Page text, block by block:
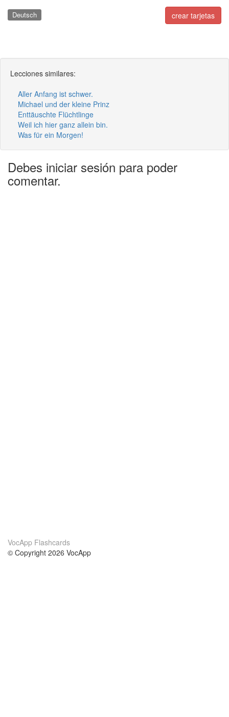
crear tarjetas
Deutsch
Lecciones similares:
Aller Anfang ist schwer.
Michael und der kleine Prinz
Enttäuschte Flüchtlinge
Weil ich hier ganz allein bin.
Was für ein Morgen!
Debes iniciar sesión para poder
comentar.
VocApp Flashcards
© Copyright 2026 VocApp